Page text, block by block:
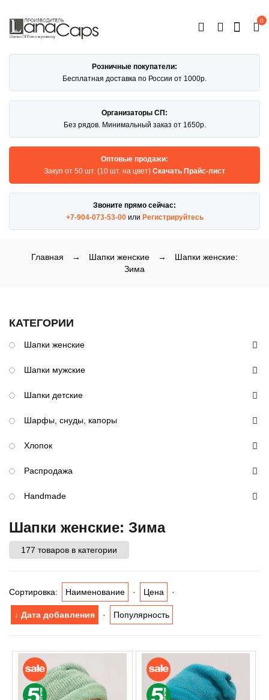
0
КАТАЛОГ
Розничные покупатели:
Бесплатная доставка по России от 1000р.
Организаторы СП:
Без рядов. Минимальный заказ от 1650р.
Оптовые продажи:
Закуп от 50 шт. (10 шт. на цвет) Скачать Прайс-лист
Звоните прямо сейчас:
+7-904-073-53-00или Регистрируйтесь
Главная → Шапки женские →
Шапки женские:
Зима
КАТЕГОРИИ
Шапки женские
Шапки мужские
Шапки детские
Шарфы, снуды, капоры
Хлопок
Распродажа
Handmade
Шапки женские: Зима
177 товаров в категории
Сортировка: Наименование · Цена ·
↓ Дата добавления · Популярность